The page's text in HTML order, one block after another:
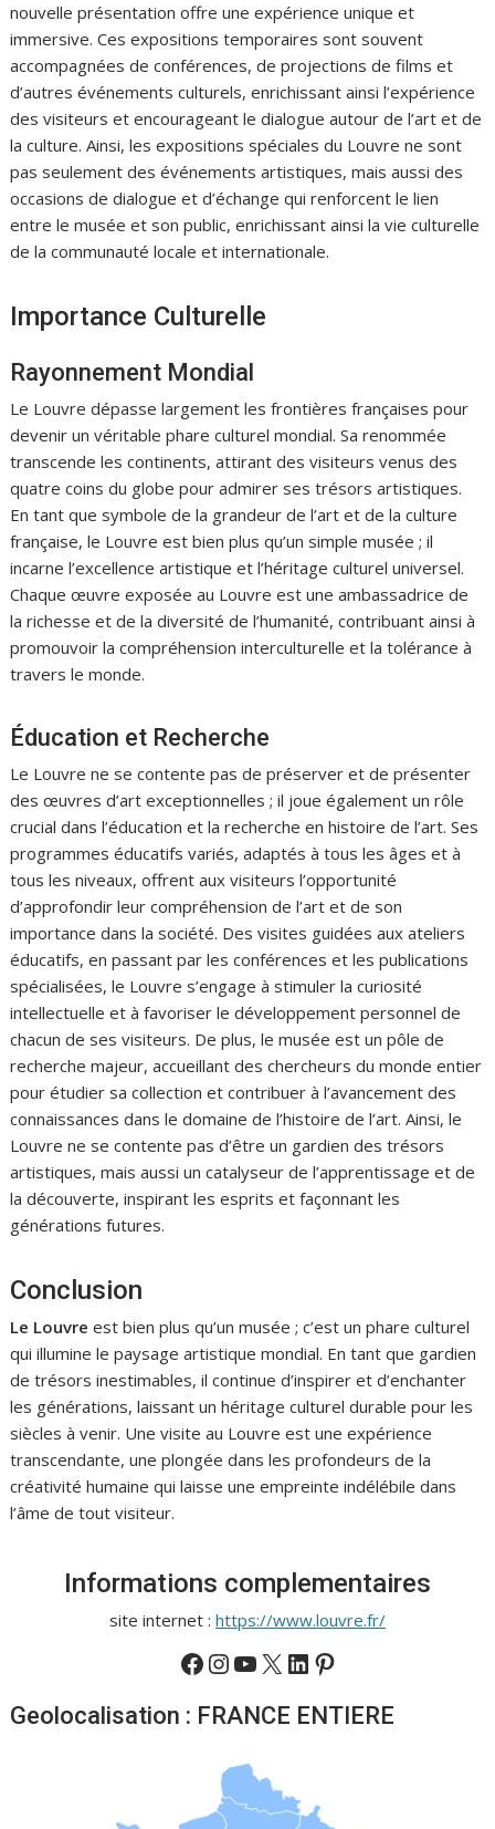
nouvelle présentation offre une expérience unique et
immersive. Ces expositions temporaires sont souvent
accompagnées de conférences, de projections de films et
d’autres événements culturels, enrichissant ainsi l’expérience
des visiteurs et encourageant le dialogue autour de l’art et de
la culture. Ainsi, les expositions spéciales du Louvre ne sont
pas seulement des événements artistiques, mais aussi des
occasions de dialogue et d’échange qui renforcent le lien
entre le musée et son public, enrichissant ainsi la vie culturelle
de la communauté locale et internationale.
Importance Culturelle
Rayonnement Mondial
Le Louvre dépasse largement les frontières françaises pour
devenir un véritable phare culturel mondial. Sa renommée
transcende les continents, attirant des visiteurs venus des
quatre coins du globe pour admirer ses trésors artistiques.
En tant que symbole de la grandeur de l’art et de la culture
française, le Louvre est bien plus qu’un simple musée ; il
incarne l’excellence artistique et l’héritage culturel universel.
Chaque œuvre exposée au Louvre est une ambassadrice de
la richesse et de la diversité de l’humanité, contribuant ainsi à
promouvoir la compréhension interculturelle et la tolérance à
travers le monde.
Éducation et Recherche
Le Louvre ne se contente pas de préserver et de présenter
des œuvres d’art exceptionnelles ; il joue également un rôle
crucial dans l’éducation et la recherche en histoire de l’art. Ses
programmes éducatifs variés, adaptés à tous les âges et à
tous les niveaux, offrent aux visiteurs l’opportunité
d’approfondir leur compréhension de l’art et de son
importance dans la société. Des visites guidées aux ateliers
éducatifs, en passant par les conférences et les publications
spécialisées, le Louvre s’engage à stimuler la curiosité
intellectuelle et à favoriser le développement personnel de
chacun de ses visiteurs. De plus, le musée est un pôle de
recherche majeur, accueillant des chercheurs du monde entier
pour étudier sa collection et contribuer à l’avancement des
connaissances dans le domaine de l’histoire de l’art. Ainsi, le
Louvre ne se contente pas d’être un gardien des trésors
artistiques, mais aussi un catalyseur de l’apprentissage et de
la découverte, inspirant les esprits et façonnant les
générations futures.
Conclusion
Le Louvre est bien plus qu’un musée ; c’est un phare culturel
qui illumine le paysage artistique mondial. En tant que gardien
de trésors inestimables, il continue d’inspirer et d’enchanter
les générations, laissant un héritage culturel durable pour les
siècles à venir. Une visite au Louvre est une expérience
transcendante, une plongée dans les profondeurs de la
créativité humaine qui laisse une empreinte indélébile dans
l’âme de tout visiteur.
Informations complementaires
site internet : https://www.louvre.fr/
Facebook InstagramYouTube X LinkedIn Pinterest
Geolocalisation : FRANCE ENTIERE